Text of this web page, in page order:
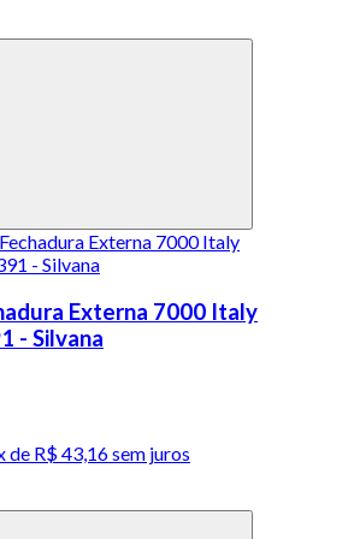
Externa 7000 Italy
- Silvana
de R$ 43,16 sem juros